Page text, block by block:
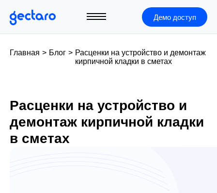
Демо доступ
Главная > Блог > Расценки на устройство и демонтаж
кирпичной кладки в сметах
Расценки на устройство и
демонтаж кирпичной кладки
в сметах